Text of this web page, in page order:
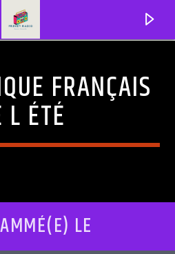
FRANÇAIS
L ÉTÉ
LE